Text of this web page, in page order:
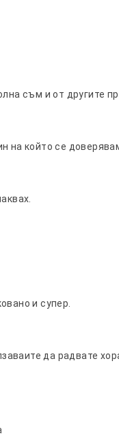
съм и от другите
на който се
и супер.
да радвате